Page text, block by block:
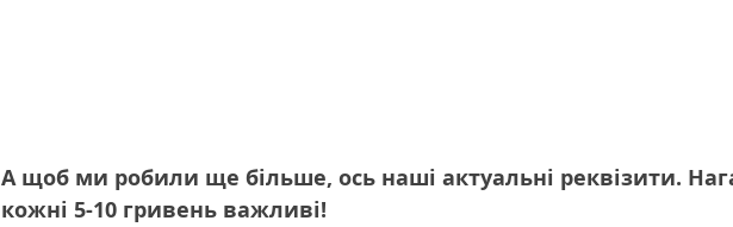
А щоб ми робили ще більше, ось наші актуальні реквізити.
кожні 5-10 гривень важливі!